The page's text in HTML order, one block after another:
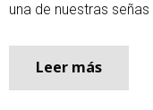
una de nuestras
Leer más